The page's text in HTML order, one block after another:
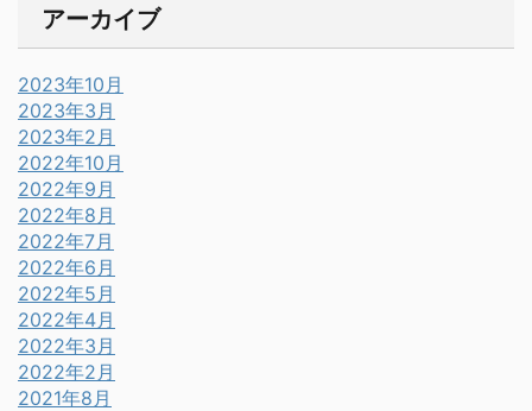
アーカイブ
2023年10月
2023年3月
2023年2月
2022年10月
2022年9月
2022年8月
2022年7月
2022年6月
2022年5月
2022年4月
2022年3月
2022年2月
2021年8月